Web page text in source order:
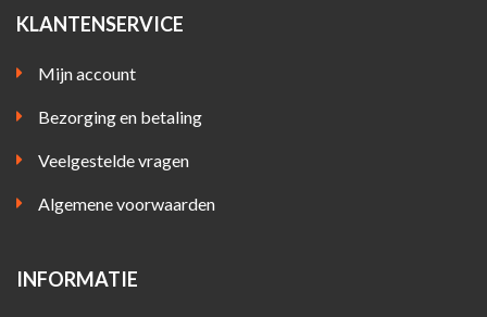
KLANTENSERVICE
Mijn account
Bezorging en betaling
Veelgestelde vragen
Algemene voorwaarden
INFORMATIE